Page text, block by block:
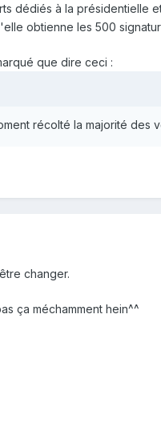
dédiés à la présidentielle
obtienne les 500
que dire ceci :
récolté la majorité des
changer.
ça méchamment hein^^